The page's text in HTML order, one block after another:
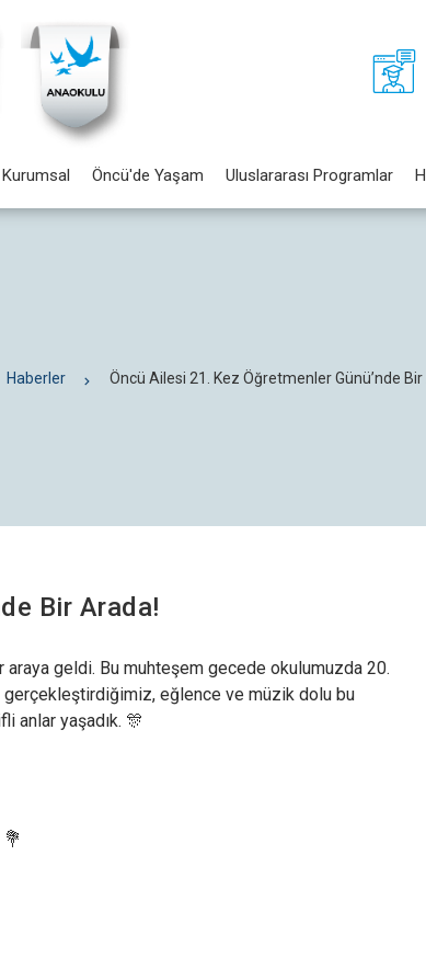
Kurumsal Öncü'de Yaşam Uluslararası Programlar
Haberler Öncü Ailesi 21. Kez Öğretmenler Günü’nde
Bir Arada!
araya geldi. Bu muhteşem gecede okulumuzda 20.
gerçekleştirdiğimiz, eğlence ve müzik dolu bu
anlar yaşadık. 🎊